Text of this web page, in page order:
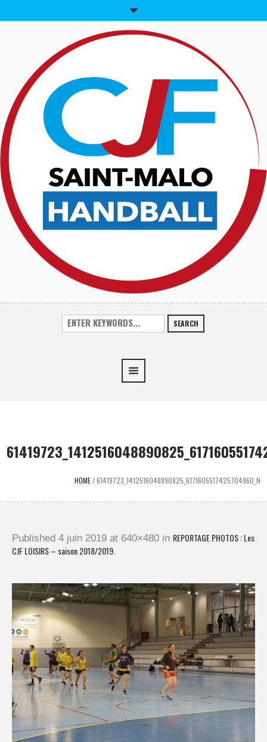
SEARCH
HOME/61419723_1412516048890825_6171605517425704960_N
Published 4 juin 2019 at 640×480 in REPORTAGE PHOTOS : Les
CJF LOISIRS – saison 2018/2019.